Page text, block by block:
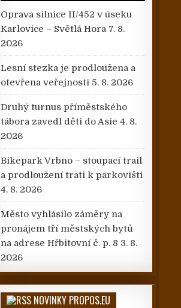
Oprava silnice II/452 v úseku
Karlovice – Světlá Hora 7. 8.
2026
Lesní stezka je prodloužena a
otevřena veřejnosti 5. 8. 2026
Druhý turnus příměstského
tábora zavedl děti do Asie 4. 8.
2026
Bikepark Vrbno – stoupací trail
a prodloužení trati k parkovišti
4. 8. 2026
Město vyhlásilo záměry na
pronájem tří městských bytů
na adrese Hřbitovní č. p. 8 3. 8.
2026
NOVINKY PROPOS.EU